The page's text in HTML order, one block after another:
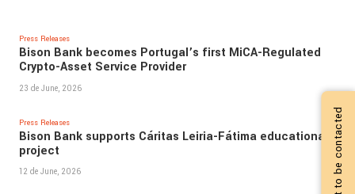
Press Releases
Bison Bank becomes Portugal’s first MiCA-Regulated
Crypto-Asset Service Provider
23 de June, 2026
Press Releases
Bison Bank supports Cáritas Leiria-Fátima educational
project
12 de June, 2026 I want to be contacted